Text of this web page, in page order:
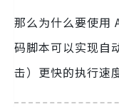
那么为什么要使用
码脚本可以实现自
击）更快的执行速